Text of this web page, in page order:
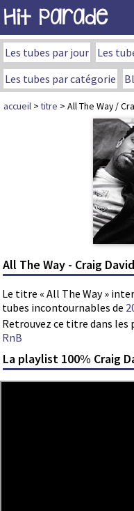
Hit Parade
Les tubes par jour Les
Les tubes par catégorie
accueil >titre > All The Way /
All The Way - Craig David
Le titre « All The Way »
tubes incontournables de
Retrouvez ce titre dans les
RnB
La playlist 100% Craig